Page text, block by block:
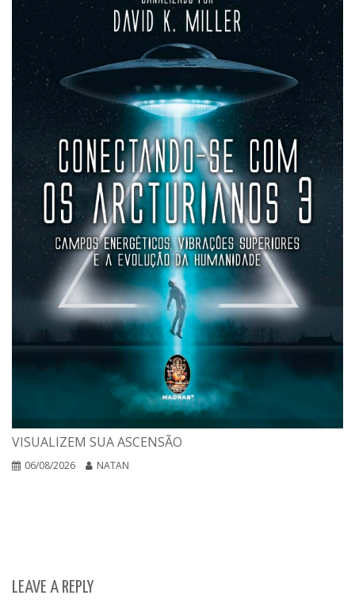
VISUALIZEM SUA ASCENSÃO
06/08/2026 NATAN
LEAVE A REPLY